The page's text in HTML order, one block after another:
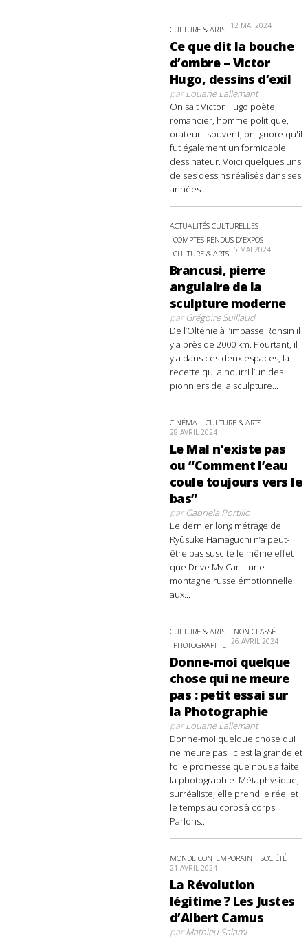
CULTURE & ARTS 12 MAI 2024
Ce que dit la bouche
d’ombre – Victor
Hugo, dessins d’exil
parLouane Lallemant
On sait Victor Hugo poète,
romancier, homme politique,
orateur : souvent, on ignore qu'il
fut également un formidable
dessinateur. Voici quelques uns
de ses dessins réalisés dans ses
années...
ACTUALITÉS CULTURELLES
COMPTES RENDUS D'EXPOS
CULTURE & ARTS 5 MAI 2024
Brancusi, pierre
angulaire de la
sculpture moderne
parGrégoire Suillaud
De l’Olténie à l’impasse Ronsin il
y a près de 2000 km. Pourtant, il
y a dans ces deux espaces, la
recette qui a nourri l’un des
pionniers de la sculpture...
CINÉMA CULTURE & ARTS
28 AVRIL 2024
Le Mal n’existe pas
ou “Comment l’eau
coule toujours vers le
bas”
parGabriela Portillo
Le dernier long métrage de
Ryûsuke Hamaguchi n’a peut-
être pas suscité le même effet
que Drive My Car – une
montagne russe émotionnelle
aux...
CULTURE & ARTS
NON CLASSÉ
PHOTOGRAPHIE 26 AVRIL 2024
Donne-moi quelque
chose qui ne meure
pas : petit essai sur
la Photographie
parLouane Lallemant
Donne-moi quelque chose qui
ne meure pas : c'est la grande et
folle promesse que nous a faite
la photographie. Métaphysique,
surréaliste, elle prend le réel et
le temps au corps à corps.
Parlons...
MONDE CONTEMPORAIN SOCIÉTÉ
21 AVRIL 2024
La Révolution
légitime ? Les Justes
d’Albert Camus
parMathieu Salami